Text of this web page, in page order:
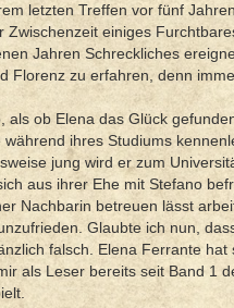
letzten Treffen vor fünf
Zwischenzeit einiges
Jahren Schreckliches
Florenz zu erfahren, denn
als ob Elena das Glück
während ihres Studiums
jung wird er zum
aus ihrer Ehe mit Stefano
Nachbarin betreuen lässt
Glaubte ich nun,
falsch. Elena Ferrante
als Leser bereits seit Band 1